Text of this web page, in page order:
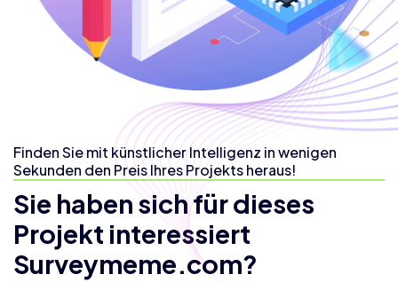
Finden Sie mit künstlicher Intelligenz in wenigen
Sekunden den Preis Ihres Projekts heraus!
Sie haben sich für dieses
Projekt interessiert
Surveymeme.com?